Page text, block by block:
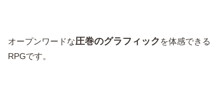
オープンワードな圧巻のグラフィック を体感できる
RPGです。